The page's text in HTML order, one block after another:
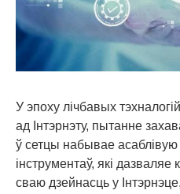
У эпоху лічбавых
ад Інтэрнэту, пытанне
ў сетцы набывае
інструментаў, які
сваю дзейнасць у